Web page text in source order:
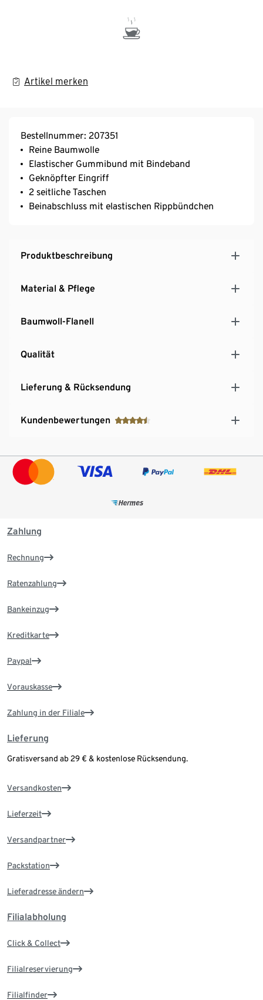
Artikel merken
Bestellnummer: 207351
Reine Baumwolle
Elastischer Gummibund mit Bindeband
Geknöpfter Eingriff
2 seitliche Taschen
Beinabschluss mit elastischen Rippbündchen
Produktbeschreibung
Material & Pflege
Baumwoll-Flanell
Qualität
Lieferung & Rücksendung
Kundenbewertungen
Zahlung
Rechnung
Ratenzahlung
Bankeinzug
Kreditkarte
Paypal
Vorauskasse
Zahlung in der Filiale
Lieferung
Gratisversand ab 29 € & kostenlose Rücksendung.
Versandkosten
Lieferzeit
Versandpartner
Packstation
Lieferadresse ändern
Filialabholung
Click & Collect
Filialreservierung
Filialfinder